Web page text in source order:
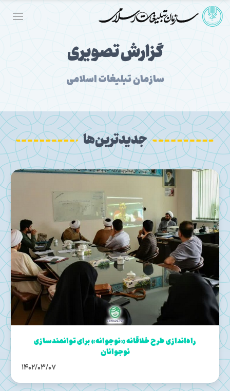
گزارش تصویری
سازمان تبلیغات اسلامی
جدیدترین‌ها
راه‌اندازی طرح خلاقانه «نوجوانه» برای توانمندسازی
نوجوانان
1402/03/07